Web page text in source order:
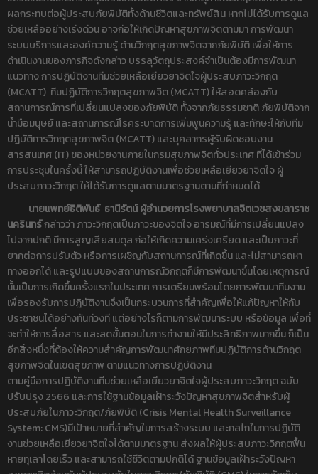
ผลกระทบต่อผู้ประสบภัยพิบัติทั้งด้านชีวิตและทรัพย์สิน หากไม่ได้รับการดูแล
ช่วยเหลืออย่างเร่งด่วน อาจก่อให้เกิดปัญหาสุขภาพจิตตามมา การพัฒนา
ระบบบริการและองค์ความรู้ ด้านวิกฤตสุขภาพจิตจากภัยพิบัติ เพื่อให้การ
ดำเนินงานของภารกิจดังกล่าว บรรลุวัตถุประสงค์จำเป็นต้องมีการพัฒนา
แนวทาง การปฏิบัติงานทีมช่วยเหลือเยียวยาจิตใจผู้ประสบภาวะวิกฤต
(MCATT) ทีมปฏิบัติการวิกฤตสุขภาพจิต (MCATT) ให้สอดคล้องกับ
สถานการณ์การที่เปลี่ยนแปลงของภัยพิบัติ ทั้งจากภัยธรรมชาติ ภัยพิบัติจาก
น้ำมือมนุษย์ และสถานการณ์โรคระบาดการเพิ่มพูนความรู้ และทักษะให้กับทีม
ปฏิบัติการวิกฤตสุขภาพจิต (MCATT) และบุคลากรผู้รับผิดชอบงาน
สารสนเทศ (IT) ของหน่วยงานภายในกรมสุขภาพจิตทั่วประเทศ ที่ได้เข้าร่วม
การประชุมในครั้งนี้ ให้สามารถปฏิบัติงานเพื่อช่วยเหลือเยียวยาจิตใจ ผู้
ประสบภาวะวิกฤต ให้ได้รับการดูแลตามมาตรฐานตามที่กำหนดได้
นายแพทย์ธิติพันธ์ ธานีรัตน์ ผู้อำนวยการโรงพยาบาลจิตเวชสงขลาราช
นครินทร์กล่าวว่า ภาวะวิกฤตเป็นภาวะของจิตใจ อารมณ์ที่มีการเปลี่ยนแปลง
ไปจากปกติ มีการสูญเสียสมดุล ก่อให้เกิดความเคร่งเครียด และเป็นภาวะที่
ยากต่อการปรับตัว หรือการเผชิญกับสถานการณ์ที่เกิดขึ้น และไม่สามารถหา
ทางออกได้ และรูปแบบของสถานการณ์วิกฤตก็มีการพัฒนาขึ้นโดยเหตุการณ์
นั้นเป็นการเกิดขึ้นครั้งแรกในประเทศ การเตรียมพร้อมโดยการพัฒนาทีมงาน
เพื่อรองรับการปฎิบัติงานจึงเป็นกระบวนการที่สำคัญเพื่อให้แก้ปัญหาให้กับ
ประชาชนได้อย่างทันท่วงที แต่อย่างไรก็ตามการพัฒนาระบบ หรือข้อมูล เพื่อที่
จะทำให้การสื่อสาร และลดขั้นตอนในการทำงานให้มีประสิทธิภาพมากขึ้น ก็เป็น
อีกสิ่งหนึ่งที่ต้องให้ความสำคัญการพัฒนาศักยภาพทีมปฏิบัติการด้านวิกฤต
สุขภาพจิตในเขตสุขภาพ ตามแนวทางการปฏิบัติงาน
ตามคู่มือการปฏิบัติงานทีมช่วยเหลือเยียวยาจิตใจผู้ประสบภาวะวิกฤต ฉบับ
ปรับปรุง 2566 และการใช้ฐานข้อมูลเฝ้าระวังปัญหาสุขภาพจิตสำหรับผู้
ประสบภัยในภาวะวิกฤต/ภัยพิบัติ (Crisis Mental Health Surveillance
System: CMS)มีเป้าหมายที่สำคัญในการสร้างระบบ และกลไกในการปฏิบัติ
งานช่วยเหลือเยียวยาจิตใจได้ตามมาตรฐาน ส่งผลให้ผู้ประสบภาวะวิกฤตฟื้น
หายทุเลาโดยเร็ว และสามารถใช้ชีวิตตามปกติได้ ฐานข้อมูลเฝ้าระวังปัญหา